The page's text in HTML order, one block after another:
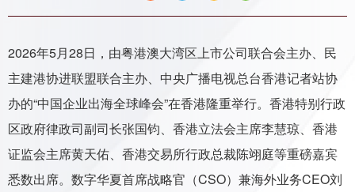
2026年5月28日，由粤港澳大湾区上市公司联合会主办、民
主建港协进联盟联合主办、中央广播电视总台香港记者站协
办的“中国企业出海全球峰会”在香港隆重举行。香港特别行政
区政府律政司副司长张国钧、香港立法会主席李慧琼、香港
证监会主席黄天佑、香港交易所行政总裁陈翊庭等重磅嘉宾
悉数出席。数字华夏首席战略官（CSO）兼海外业务CEO刘